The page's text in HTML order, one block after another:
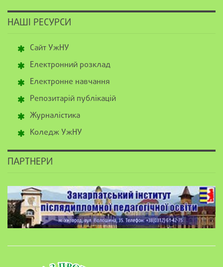
НАШІ РЕСУРСИ
Сайт УжНУ
Електронний розклад
Електронне навчання
Репозитарій публікацій
Журналістика
Коледж УжНУ
ПАРТНЕРИ